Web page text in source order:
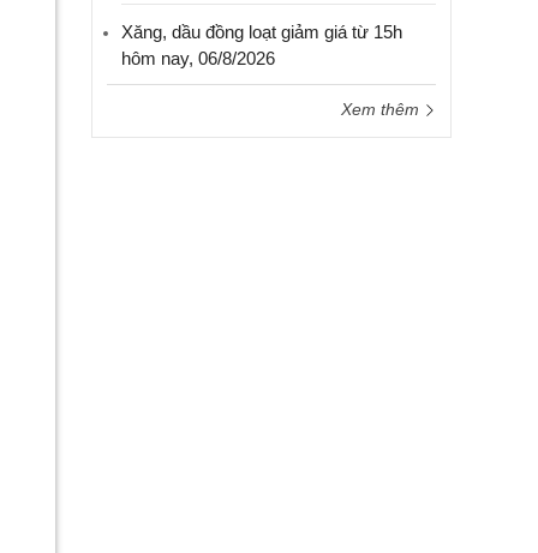
Xăng, dầu đồng loạt giảm giá từ 15h
hôm nay, 06/8/2026
Xem thêm